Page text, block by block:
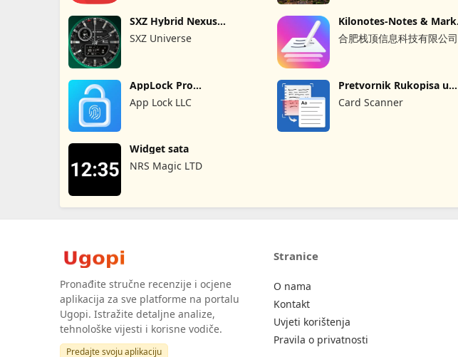
SXZ Hybrid Nexus
Brojčanik
SXZ Universe
Kilonotes-Notes & Mark
up PDF
合肥栈顶信息科技有限公司
AppLock Pro
Zakljucavanje App
App Lock LLC
Pretvornik Rukopisa u
Tekst
Card Scanner
Widget sata
NRS Magic LTD
Pronađite stručne recenzije i ocjene
aplikacija za sve platforme na portalu
Ugopi. Istražite detaljne analize,
tehnološke vijesti i korisne vodiče.
Predajte svoju aplikaciju
Stranice
O nama
Kontakt
Uvjeti korištenja
Pravila o privatnosti